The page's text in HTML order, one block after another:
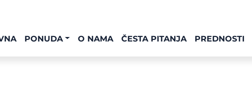
PONUDA O NAMA ČESTA PITANJA PREDNOSTI